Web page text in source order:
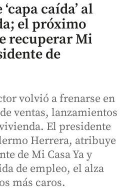
caída’ al
el próximo
recuperar Mi
de
volvió a frenarse en
ventas, lanzamientos
El presidente
Herrera, atribuye
de Mi Casa Ya y
de empleo, el alza
más caros.